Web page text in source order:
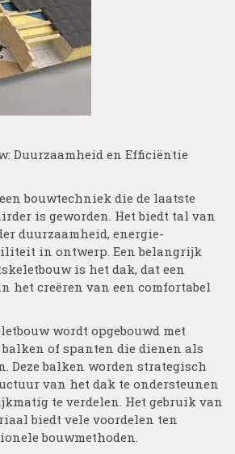
Duurzaamheid en Efficiëntie
bouwtechniek die de laatste
is geworden. Het biedt tal van
duurzaamheid, energie-
in ontwerp. Een belangrijk
is het dak, dat een
het creëren van een comfortabel
wordt opgebouwd met
of spanten die dienen als
Deze balken worden strategisch
van het dak te ondersteunen
te verdelen. Het gebruik van
biedt vele voordelen ten
bouwmethoden.